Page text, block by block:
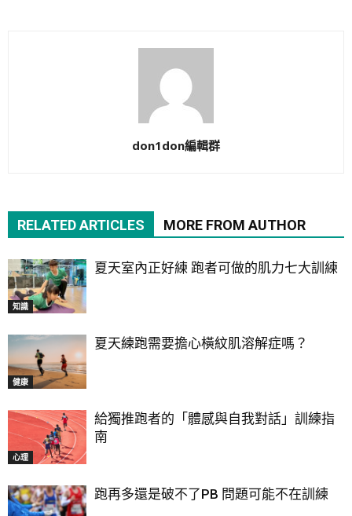
don1don編輯群
RELATED ARTICLES MORE FROM AUTHOR
知識
夏天室內正好練 跑者可做的肌力七大訓練
健康
夏天練跑需要擔心橫紋肌溶解症嗎？
心理
給獨推跑者的「體感與自我對話」訓練指
南
跑再多還是破不了PB 問題可能不在訓練